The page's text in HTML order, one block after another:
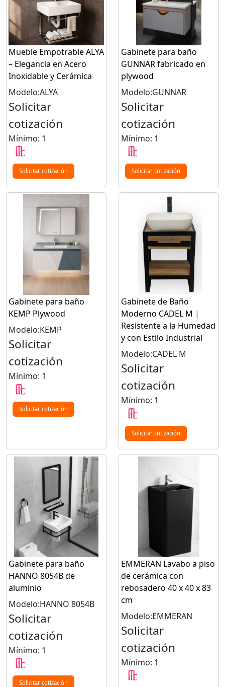
Mueble Empotrable ALYA
– Elegancia en Acero
Inoxidable y Cerámica
Modelo:ALYA
Solicitar
cotización
Mínimo: 1
Solicitar cotización
Gabinete para baño
GUNNAR fabricado en
plywood
Modelo:GUNNAR
Solicitar
cotización
Mínimo: 1
Solicitar cotización
Gabinete para baño
KEMP Plywood
Modelo:KEMP
Solicitar
cotización
Mínimo: 1
Solicitar cotización
Gabinete de Baño
Moderno CADEL M |
Resistente a la Humedad
y con Estilo Industrial
Modelo:CADEL M
Solicitar
cotización
Mínimo: 1
Solicitar cotización
Gabinete para baño
HANNO 8054B de
aluminio
Modelo:HANNO 8054B
Solicitar
cotización
Mínimo: 1
Solicitar cotización
EMMERAN Lavabo a piso
de cerámica con
rebosadero 40 x 40 x 83
cm
Modelo:EMMERAN
Solicitar
cotización
Mínimo: 1